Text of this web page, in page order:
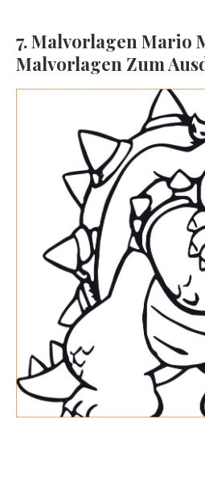
7. Malvorlagen Mario
Malvorlagen Zum